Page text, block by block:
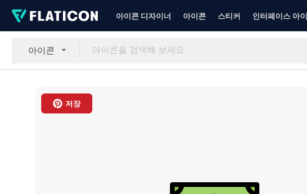
아이콘 디자이너 아이콘 스티커 인터페이스 아
아이콘
저장